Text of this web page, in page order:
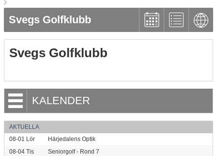
Svegs Golfklubb
Svegs Golfklubb
KALENDER
AKTUELLA
08-01 Lör
Härjedalens Optik
08-04 Tis Seniorgolf - Rond 7